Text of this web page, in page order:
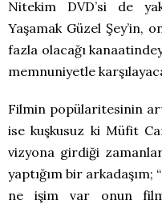
Nitekim DVD’si de
Yaşamak Güzel Şey’in,
fazla olacağı
memnuniyetle
Filmin popülaritesinin
ise kuşkusuz ki Müfit
vizyona girdiği
yaptığım bir arkadaşım;
ne işim var onun